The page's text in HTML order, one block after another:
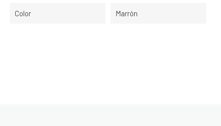
Color Marrón